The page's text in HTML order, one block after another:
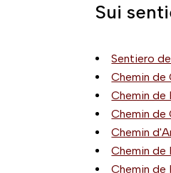
Sui
Sentiero
Chemin de
Chemin de
Chemin de
Chemin
Chemin de
Chemin de